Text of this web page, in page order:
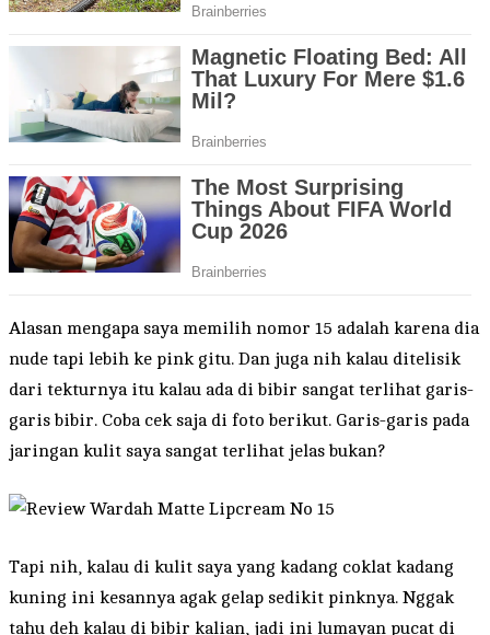
Alasan mengapa saya memilih nomor 15 adalah karena dia
nude tapi lebih ke pink gitu. Dan juga nih kalau ditelisik
dari tekturnya itu kalau ada di bibir sangat terlihat garis-
garis bibir. Coba cek saja di foto berikut. Garis-garis pada
jaringan kulit saya sangat terlihat jelas bukan?
Tapi nih, kalau di kulit saya yang kadang coklat kadang
kuning ini kesannya agak gelap sedikit pinknya. Nggak
tahu deh kalau di bibir kalian, jadi ini lumayan pucat di